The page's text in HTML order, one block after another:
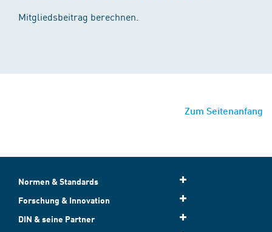
Mitgliedsbeitrag berechnen.
Zum Seitenanfang
Normen & Standards
Forschung & Innovation
DIN & seine Partner